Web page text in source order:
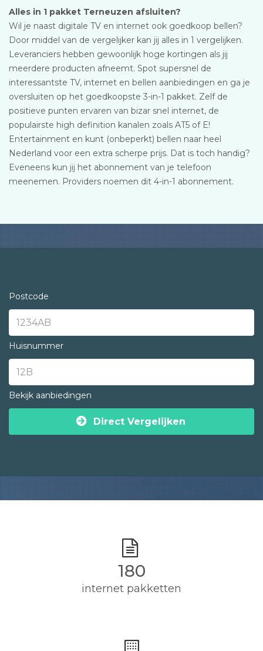
Alles in 1 pakket Terneuzen afsluiten?
Wil je naast digitale TV en internet ook goedkoop bellen?
Door middel van de vergelijker kan jij alles in 1 vergelijken.
Leveranciers hebben gewoonlijk hoge kortingen als jij
meerdere producten afneemt. Spot supersnel de
interessantste TV, internet en bellen aanbiedingen en ga je
oversluiten op het goedkoopste 3-in-1 pakket. Zelf de
positieve punten ervaren van bizar snel internet, de
populairste high definition kanalen zoals AT5 of E!
Entertainment en kunt (onbeperkt) bellen naar heel
Nederland voor een extra scherpe prijs. Dat is toch handig?
Eveneens kun jij het abonnement van je telefoon
meenemen. Providers noemen dit 4-in-1 abonnement.
Postcode
Huisnummer
Bekijk aanbiedingen
Direct Vergelijken
180
internet pakketten